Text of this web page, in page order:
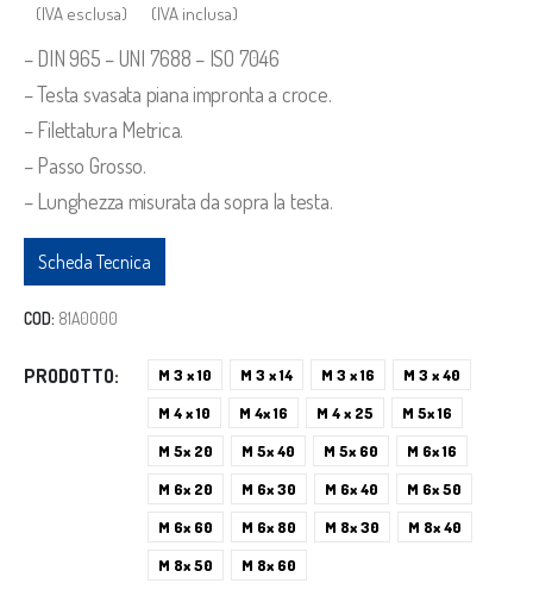
(IVA esclusa) (IVA inclusa)
– DIN 965 – UNI 7688 – ISO 7046
– Testa svasata piana impronta a croce.
– Filettatura Metrica.
– Passo Grosso.
– Lunghezza misurata da sopra la testa.
Scheda Tecnica
COD: 81A0000
PRODOTTO M 3 x 10 M 3 x 14 M 3 x 16
M 3 x 40
M 4 x 10
M 4x 16 M 4 x 25
M 5x 16
M 5x 20
M 5x 40 M 5x 60
M 6x 16
M 6x 20
M 6x 30 M 6x 40
M 6x 50
M 6x 60
M 6x 80 M 8x 30
M 8x 40
M 8x 50
M 8x 60